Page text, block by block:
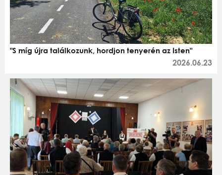
"S míg újra találkozunk, hordjon tenyerén az Isten"
2026.06.23